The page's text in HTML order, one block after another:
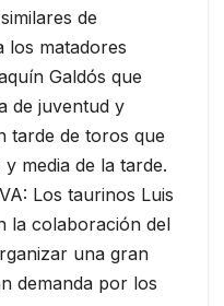
de
los matadores
Galdós que
de juventud y
tarde de toros que
media de la tarde.
Los taurinos Luis
la colaboración del
una gran
demanda por los